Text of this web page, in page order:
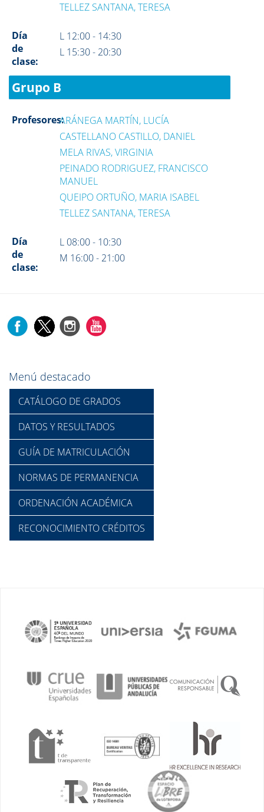
TELLEZ SANTANA, TERESA
Día
de
clase:
L 12:00 - 14:30
L 15:30 - 20:30
Grupo B
Profesores:ARÁNEGA MARTÍN, LUCÍA
CASTELLANO CASTILLO, DANIEL
MELA RIVAS, VIRGINIA
PEINADO RODRIGUEZ, FRANCISCO
MANUEL
QUEIPO ORTUÑO, MARIA ISABEL
TELLEZ SANTANA, TERESA
Día
de
clase:
L 08:00 - 10:30
M 16:00 - 21:00
Menú destacado
CATÁLOGO DE GRADOS
DATOS Y RESULTADOS
GUÍA DE MATRICULACIÓN
NORMAS DE PERMANENCIA
ORDENACIÓN ACADÉMICA
RECONOCIMIENTO CRÉDITOS